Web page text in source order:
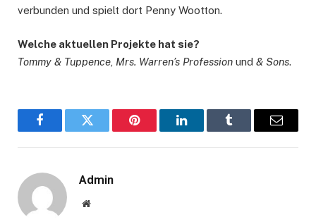
verbunden und spielt dort Penny Wootton.
Welche aktuellen Projekte hat sie?
Tommy & Tuppence Mrs. Warren’s Profession und & Sons.
FacebookTwitter Pinterest LinkedInTumblr Email
Admin
Website